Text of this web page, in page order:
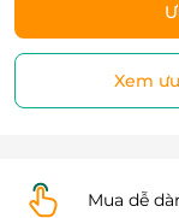
Xem
Mua dễ